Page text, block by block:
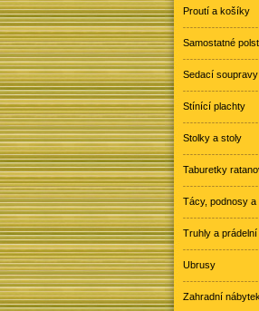
Proutí a košíky
Samostatné
Sedací soupravy
Stínící plachty
Stolky a stoly
Taburetky
Tácy, podnosy
Truhly a
Ubrusy
Zahradní nábytek